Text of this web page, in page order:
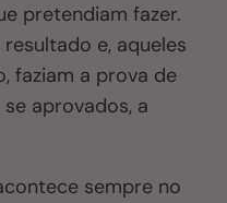
pretendiam fazer.
e, aqueles
faziam a prova de
se aprovados, a
sempre no